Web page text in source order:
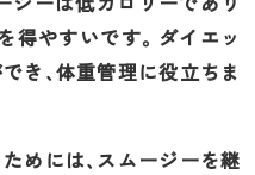
得やすいです。ダイエッ
き、体重管理に役立ちま
めには、スムージーを継